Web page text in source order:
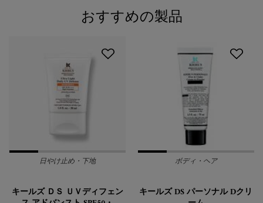
おすすめの製品
日やけ止め・下地
キールズ ＤＳ ＵＶディフェン
ボディ・ヘア
キールズ DS パーソナル Dクリ